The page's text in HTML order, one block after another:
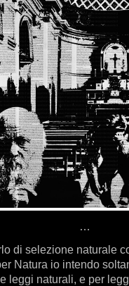
…
di selezione naturale
Natura io intendo
leggi naturali, e per